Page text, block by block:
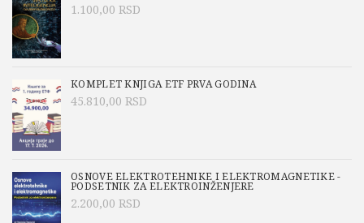
1.100,00 RSD
KOMPLET KNJIGA ETF PRVA GODINA
45.810,00 RSD
OSNOVE ELEKTROTEHNIKE I ELEKTROMAGNETIKE -
PODSETNIK ZA ELEKTROINŽENJERE
2.200,00 RSD